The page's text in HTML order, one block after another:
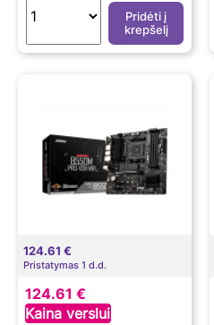
Pridėti į
krepšelį
124.61 €
Pristatymas 1 d.d.
124.61 €
Kaina verslui